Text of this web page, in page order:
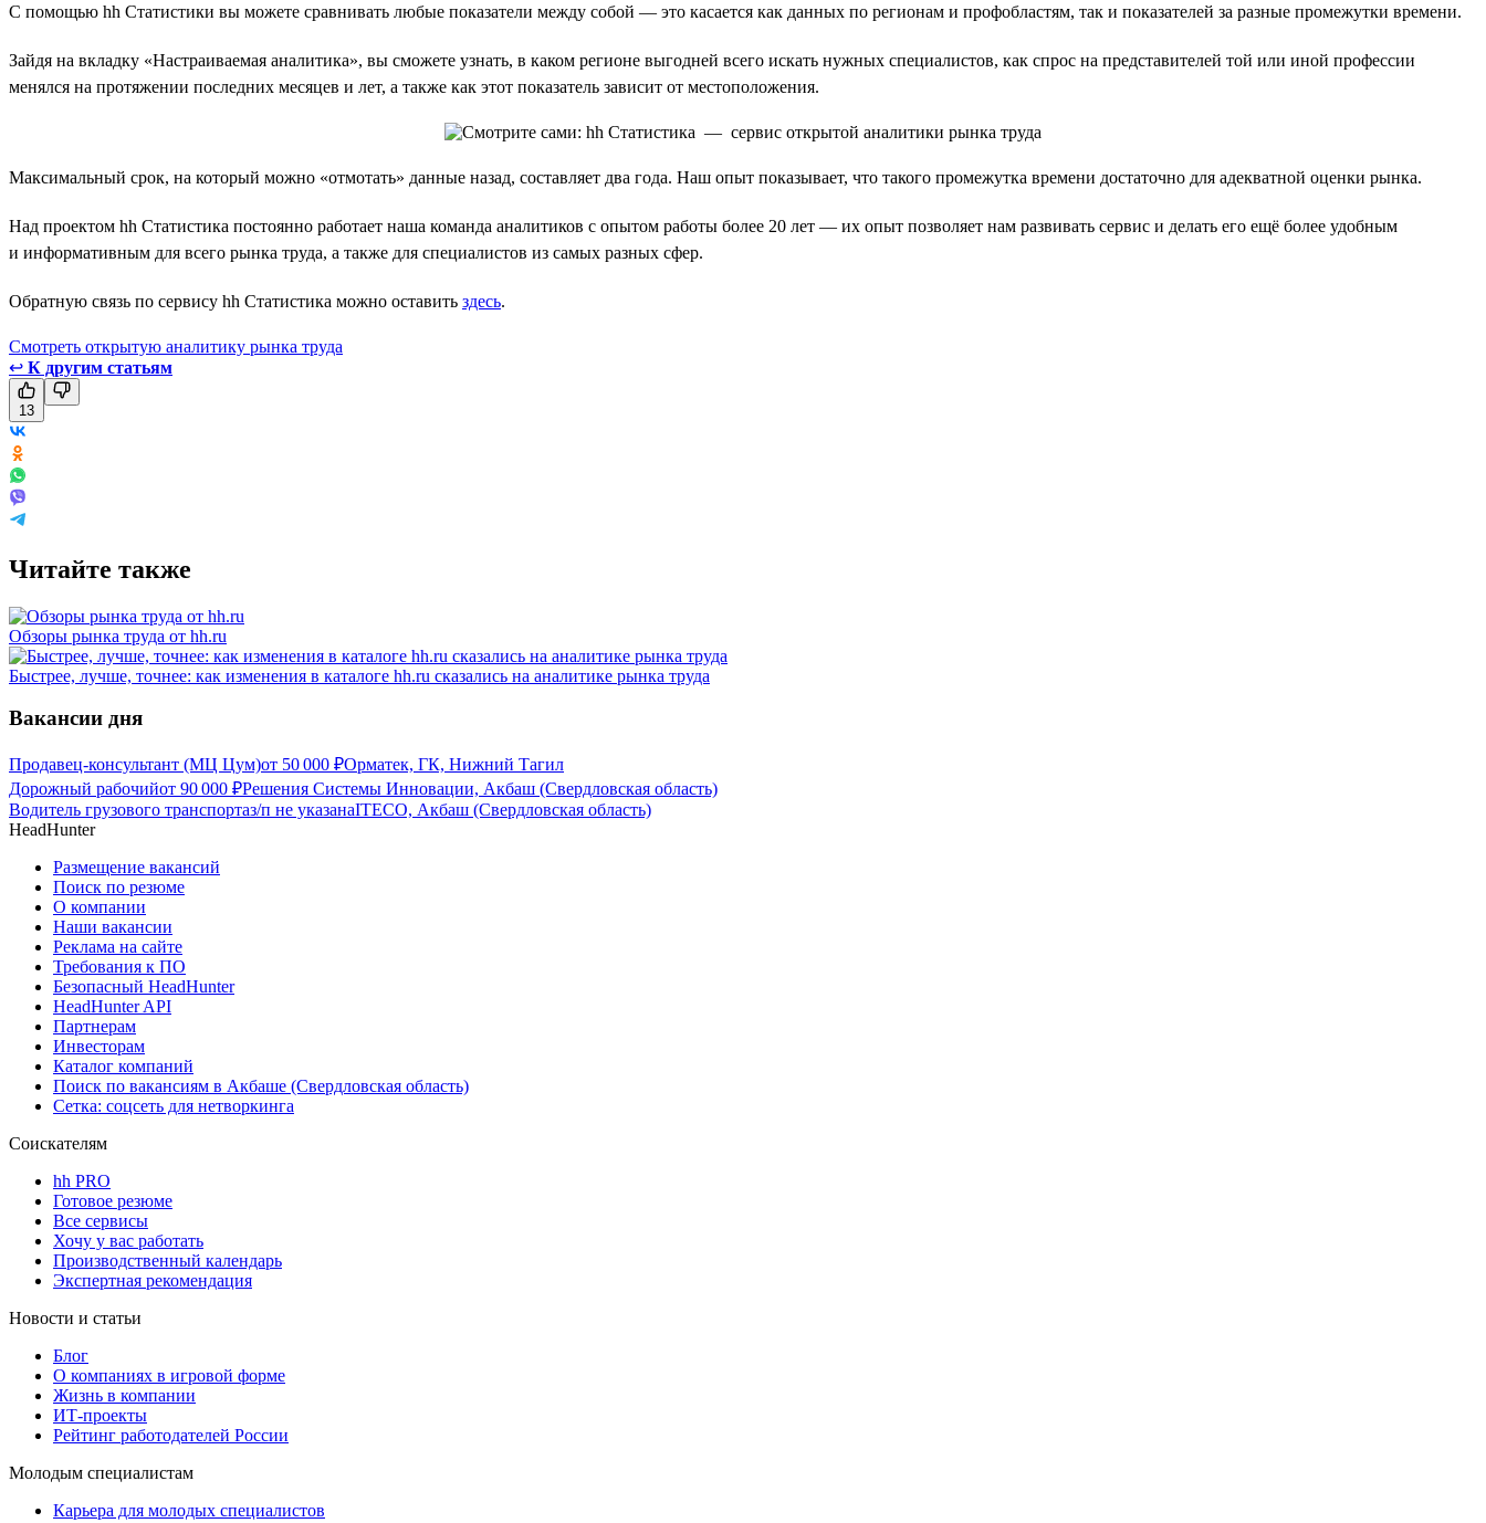
С помощью hh Статистики вы можете сравнивать любые показатели между собой — это касается как данных по регионам и профобластям, так и показателей за разные промежутки времени.
Зайдя на вкладку «Настраиваемая аналитика», вы сможете узнать, в каком регионе выгодней всего искать нужных специалистов, как спрос на представителей той или иной профессии
менялся на протяжении последних месяцев и лет, а также как этот показатель зависит от местоположения.
Максимальный срок, на который можно «отмотать» данные назад, составляет два года. Наш опыт показывает, что такого промежутка времени достаточно для адекватной оценки рынка.
Над проектом hh Статистика постоянно работает наша команда аналитиков с опытом работы более 20 лет — их опыт позволяет нам развивать сервис и делать его ещё более удобным
и информативным для всего рынка труда, а также для специалистов из самых разных сфер.
Обратную связь по сервису hh Статистика можно оставить здесь.
Смотреть открытую аналитику рынка труда
↩ К другим статьям
13
Читайте также
Обзоры рынка труда от hh.ru
Быстрее, лучше, точнее: как изменения в каталоге hh.ru сказались на аналитике рынка труда
Вакансии дня
Продавец-консультант (МЦ Цум)от 50 000 ₽Орматек, ГК, Нижний Тагил
Дорожный рабочийот 90 000 ₽Решения Системы Инновации, Акбаш (Свердловская область)
Водитель грузового транспортаз/п не указанаITECO, Акбаш (Свердловская область)
HeadHunter
Размещение вакансий
Поиск по резюме
О компании
Наши вакансии
Реклама на сайте
Требования к ПО
Безопасный HeadHunter
HeadHunter API
Партнерам
Инвесторам
Каталог компаний
Поиск по вакансиям в Акбаше (Свердловская область)
Сетка: соцсеть для нетворкинга
Соискателям
hh PRO
Готовое резюме
Все сервисы
Хочу у вас работать
Производственный календарь
Экспертная рекомендация
Новости и статьи
Блог
О компаниях в игровой форме
Жизнь в компании
ИТ-проекты
Рейтинг работодателей России
Молодым специалистам
Карьера для молодых специалистов